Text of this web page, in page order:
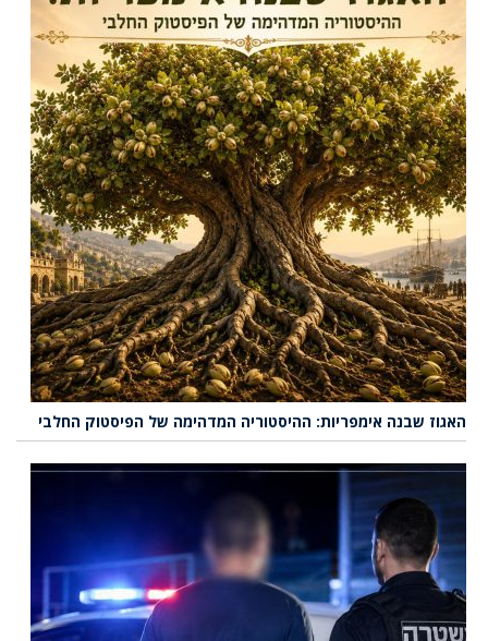
האגוז שבנה אימפריות: ההיסטוריה המדהימה של הפיסטוק החלבי